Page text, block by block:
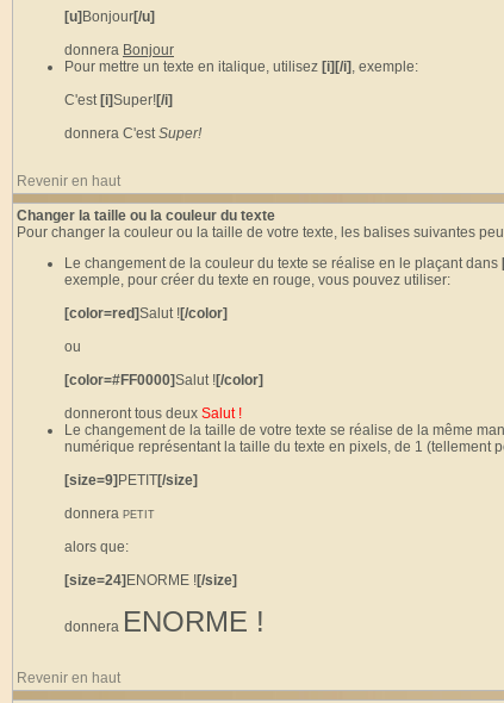
[u] Bonjour[/u]
donnera Bonjour
Pour mettre un texte en italique, utilisez [i][/i] , exemple:
C'est [i]Super![/i]
donnera C'estSuper!
Revenir en haut
Changer la taille ou la couleur du texte
Pour changer la couleur ou la taille de votre texte, les balises suivantes
Le changement de la couleur du texte se réalise en le plaçant dans
exemple, pour créer du texte en rouge, vous pouvez utiliser:
[color=red]Salut ![/color]
ou
[color=#FF0000]Salut ![/color]
donneront tous deux Salut !
Le changement de la taille de votre texte se réalise de la même
numérique représentant la taille du texte en pixels, de 1 (tellement
[size=9] PETIT[/size]
donnera PETIT
alors que:
[size=24] ENORME ![/size]
donnera ENORME !
Revenir en haut